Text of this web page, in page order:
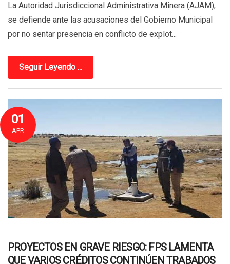
La Autoridad Jurisdiccional Administrativa Minera (AJAM),
se defiende ante las acusaciones del Gobierno Municipal
por no sentar presencia en conflicto de explot...
Seguir Leyendo ...
01
APR
PROYECTOS EN GRAVE RIESGO: FPS LAMENTA
QUE VARIOS CRÉDITOS CONTINÚEN TRABADOS